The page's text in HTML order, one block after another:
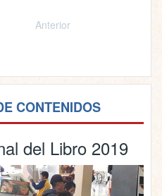
Anterior
CONTENIDOS
del Libro 2019